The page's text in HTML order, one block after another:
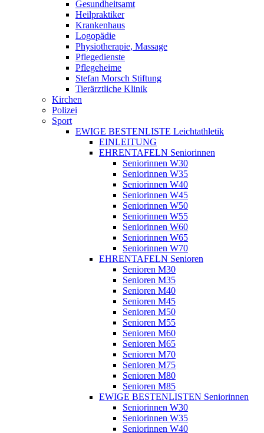
Gesundheitsamt
Heilpraktiker
Krankenhaus
Logopädie
Physiotherapie, Massage
Pflegedienste
Pflegeheime
Stefan Morsch Stiftung
Tierärztliche Klinik
Kirchen
Polizei
Sport
EWIGE BESTENLISTE Leichtathletik
EINLEITUNG
EHRENTAFELN Seniorinnen
Seniorinnen W30
Seniorinnen W35
Seniorinnen W40
Seniorinnen W45
Seniorinnen W50
Seniorinnen W55
Seniorinnen W60
Seniorinnen W65
Seniorinnen W70
EHRENTAFELN Senioren
Senioren M30
Senioren M35
Senioren M40
Senioren M45
Senioren M50
Senioren M55
Senioren M60
Senioren M65
Senioren M70
Senioren M75
Senioren M80
Senioren M85
EWIGE BESTENLISTEN Seniorinnen
Seniorinnen W30
Seniorinnen W35
Seniorinnen W40